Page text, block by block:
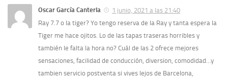
Oscar García Canterla
1 junio, 2021 a las 21:40
Ray 7.7 o la tiger? Yo tengo reserva de la Ray y tanta espera la
Tiger me hace ojitos. Lo de las tapas traseras horribles y
también le falta la hora no? Cuál de las 2 ofrece mejores
sensaciones, facilidad de conducción, diversion, comodidad…y
tambien servicio postventa si vives lejos de Barcelona,